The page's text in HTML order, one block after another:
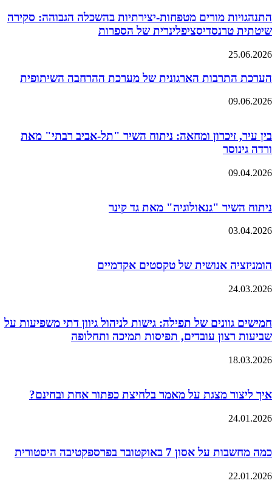
התנהגויות מורים מטפחות-יצירתיות בהשכלה הגבוהה: סקירה
שיטתית טרנסדיסציפלינרית של הספרות
25.06.2026
הערכת התרבות הארגונית של מערכת ההרחבה השיתופית
09.06.2026
בין עיר, זיכרון ומחאה: ניתוח השיר "תל-אביב רבתי" מאת
ורדה גינוסר
09.04.2026
ניתוח השיר "גנאולוגיה" מאת גד קינר
03.04.2026
הומניזציה אנושית של טקסטים אקדמיים
24.03.2026
חמישים גוונים של תפילה: גישות לניהול גיוון דתי משפיעות על
שביעות רצון עובדים, תפיסות תמיכה ותחלופה
18.03.2026
איך ליצור מצגת על מאמר בלחיצת כפתור אחת ובחינם?
24.01.2026
כמה מחשבות על אסון 7 באוקטובר בפרספקטיבה היסטורית
22.01.2026